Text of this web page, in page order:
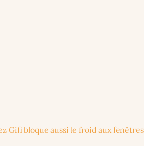
Gifi bloque aussi le froid aux fenêtres